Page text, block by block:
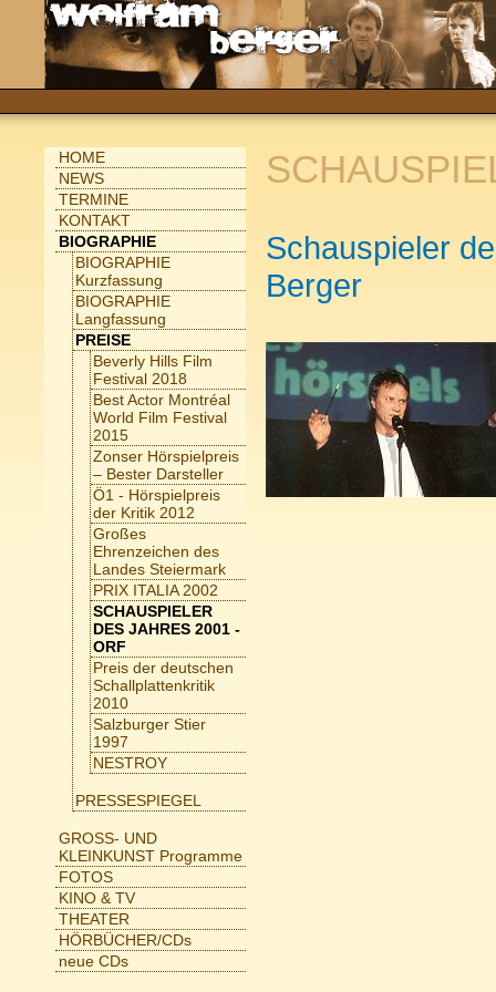
HOME
NEWS
TERMINE
KONTAKT
BIOGRAPHIE
BIOGRAPHIE
Kurzfassung
BIOGRAPHIE
Langfassung
PREISE
Beverly Hills Film
Festival 2018
Best Actor Montréal
World Film Festival
2015
Zonser Hörspielpreis
– Bester Darsteller
Ö1 - Hörspielpreis
der Kritik 2012
Großes
Ehrenzeichen des
Landes Steiermark
PRIX ITALIA 2002
SCHAUSPIELER
DES JAHRES 2001 -
ORF
Preis der deutschen
Schallplattenkritik
2010
Salzburger Stier
1997
NESTROY
PRESSESPIEGEL
GROSS- UND
KLEINKUNST Programme
FOTOS
KINO & TV
THEATER
HÖRBÜCHER/CDs
neue CDs
Schauspieler
Berger